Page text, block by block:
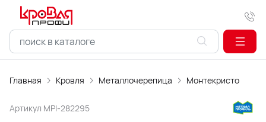
Главная Кровля Металлочерепица Монтекристо
Артикул MPI-282295